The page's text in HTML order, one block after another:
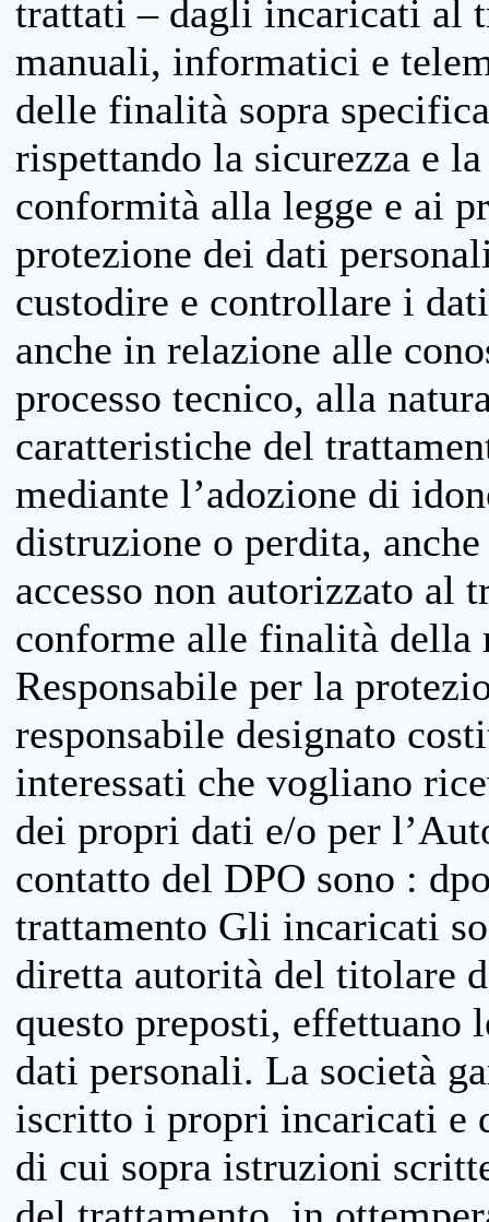
trattati – dagli incaricati al
manuali, informatici e
delle finalità sopra
rispettando la sicurezza e
conformità alla legge e ai
protezione dei dati
custodire e controllare i
anche in relazione alle
processo tecnico, alla
caratteristiche del
mediante l’adozione di
distruzione o perdita,
accesso non autorizzato al
conforme alle finalità della
Responsabile per la
responsabile designato
interessati che vogliano
dei propri dati e/o per
contatto del DPO sono :
trattamento Gli incaricati
diretta autorità del titolare
questo preposti, effettuano
dati personali. La società
iscritto i propri incaricati e
di cui sopra istruzioni